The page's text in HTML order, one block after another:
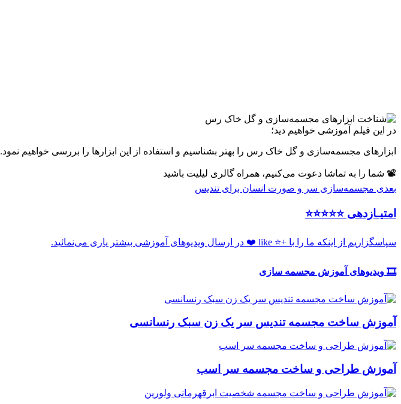
در این فیلم آموزشی خواهیم دید؛
ابزارهای مجسمه‌سازی و گل خاک رس را بهتر بشناسیم و استفاده از این ابزارها را بررسی خواهیم نمود.
📽 شما را به تماشا دعوت می‌کنیم، همراه گالری لیلیت باشید
بعدی مجسمه‌سازی سر و صورت انسان برای تندیس
امتیـازدهی ⭐️⭐️⭐️⭐️⭐️
سپاسگزاریم از اینکه ما را با +⭐️ like ❤️ در ارسال ویدیوهای آموزشی بیشتر یاری می‌نمائید.
🎞️ ویدیوهای آموزش مجسمه سازی
آموزش ساخت مجسمه تندیس سر یک زن سبک رنسانسی
آموزش طراحی و ساخت مجسمه سر اسب